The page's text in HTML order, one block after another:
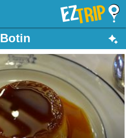
EZTrip
Botin